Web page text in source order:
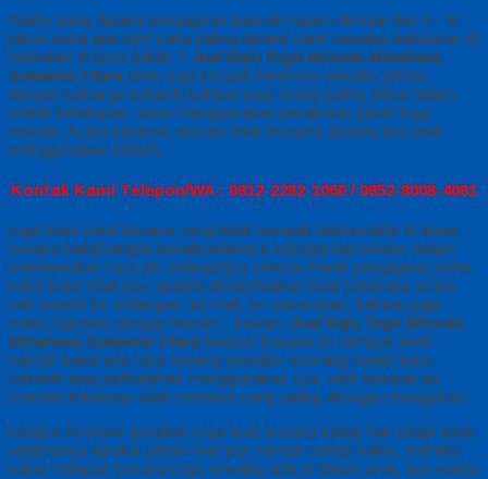
Waktu yang dipakai pengajaran banyak ragam dimulai dari 3 – 6
tahun serta apa sich yang paling dinanti-nanti sewaktu kelulusan di
beritakan di kursi kuliah ? Jual Baju Toga Wisuda Minahasa
Sulawesi Utara tentu saja kecuali seremoni wisuda, photo
dengan keluarga terkasih bahkan juga orang paling dekat dalam
meniti kehidupan, serta menggunakan perabotan jubah toga
wisuda, Acara keramat wisuda tidak komplet apabila kita tidak
menggunakan jubbah,
Kontak Kami Telepon/WA : 0812-2282-1060 / 0852-8008-4081
toga betul-betul busana yang tidak nampak fashionable di dunia
busana bakal tetapin kesakraalannya sebagai barometer dalam
mementukan cara ide selanjutnya selesai meniti pengajaran serta
betul-betul tidak pas apabila dimanfaatkan buat beberapa acara
sah seperti ke undangan, ke mall, ke universitas, bahkan juga
waktu ngedate dengan kawan – kawan, Jual Baju Toga Wisuda
Minahasa Sulawesi Utara biarpun busana ini nampak aneh,
namun bakal ada rasa senang sewaktu seorang sudah lulus
sekolah atau perkuliahan menggunakan nya, oleh lantaran itu
momen kelulusan ialah moment yang paling ditunggu-tunggukan.
bangsa Romawi gunakan toga buat busana setiap hari tetapi tidak
selamanya dipakai sehari-hari pun namun setiap waktu, mereka
bakal melepas busana toga sewaktu ada di dalam area, pun waktu